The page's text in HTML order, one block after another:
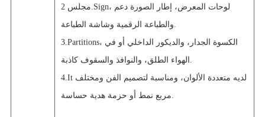
مجلس 2.Sign، لوحات المعرض، إطار الصورة دعم
3.Partitions، الكسوة الجدار، والديكور الداخلي أو في
4.It لديه متعددة الألوان، ومناسبة لتصميم الفن ومختلف